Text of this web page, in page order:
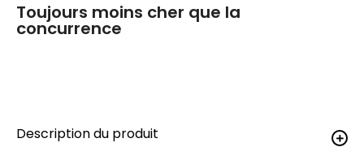
Toujours moins cher que la
concurrence
Description du produit